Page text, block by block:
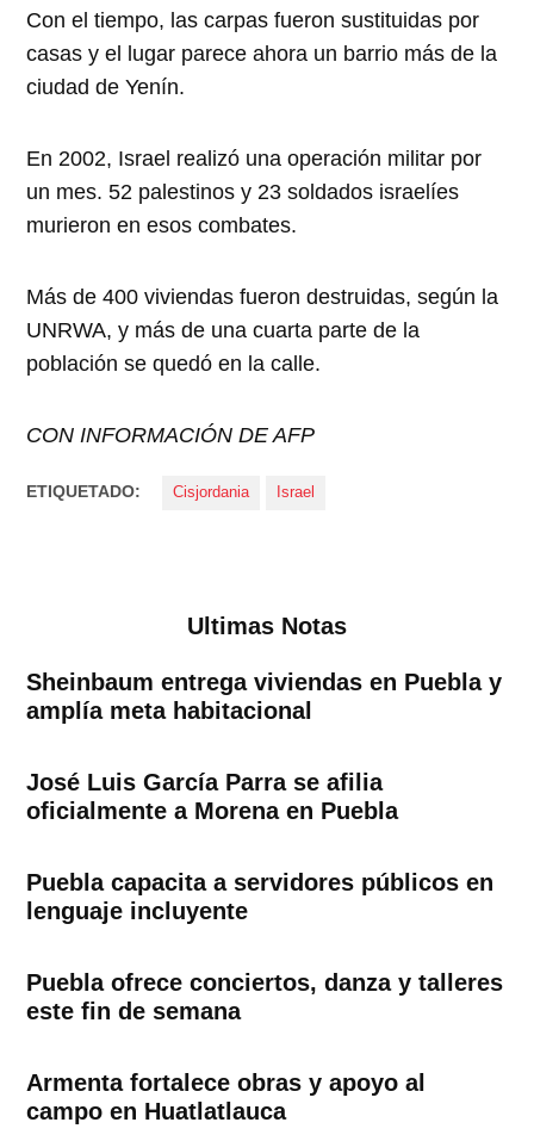
Con el tiempo, las carpas fueron sustituidas por
casas y el lugar parece ahora un barrio más de la
ciudad de Yenín.
En 2002, Israel realizó una operación militar por
un mes. 52 palestinos y 23 soldados israelíes
murieron en esos combates.
Más de 400 viviendas fueron destruidas, según la
UNRWA, y más de una cuarta parte de la
población se quedó en la calle.
CON INFORMACIÓN DE AFP
ETIQUETADO: Cisjordania Israel
Ultimas Notas
Sheinbaum entrega viviendas en Puebla y
amplía meta habitacional
José Luis García Parra se afilia
oficialmente a Morena en Puebla
Puebla capacita a servidores públicos en
lenguaje incluyente
Puebla ofrece conciertos, danza y talleres
este fin de semana
Armenta fortalece obras y apoyo al
campo en Huatlatlauca